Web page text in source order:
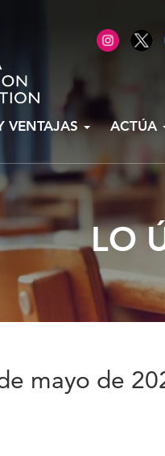
VENTAJAS ACTÚA
LO
mayo de